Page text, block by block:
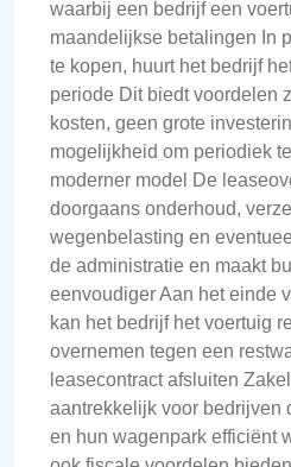
waarbij een bedrijf een
maandelijkse betalingen In
te kopen, huurt het bedrijf
periode Dit biedt voordelen
kosten, geen grote
mogelijkheid om periodiek
moderner model De
doorgaans onderhoud,
wegenbelasting en
de administratie en maakt
eenvoudiger Aan het einde
kan het bedrijf het voertuig
overnemen tegen een
leasecontract afsluiten
aantrekkelijk voor bedrijven
en hun wagenpark efficiënt